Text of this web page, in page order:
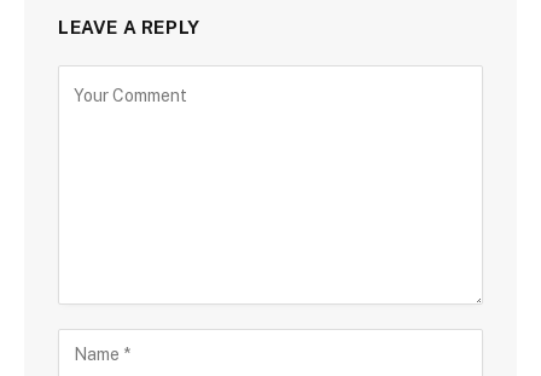
LEAVE A REPLY